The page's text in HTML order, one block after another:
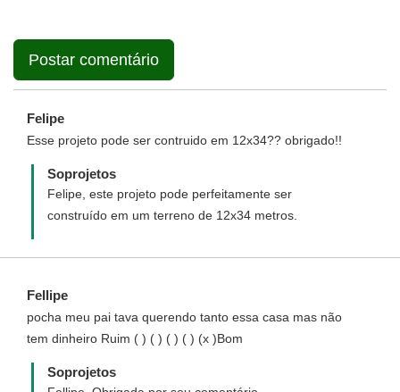
Felipe
Esse projeto pode ser contruido em 12x34?? obrigado!!
Soprojetos
Felipe, este projeto pode perfeitamente ser
construído em um terreno de 12x34 metros.
Fellipe
pocha meu pai tava querendo tanto essa casa mas não
tem dinheiro Ruim ( ) ( ) ( ) ( ) (x )Bom
Soprojetos